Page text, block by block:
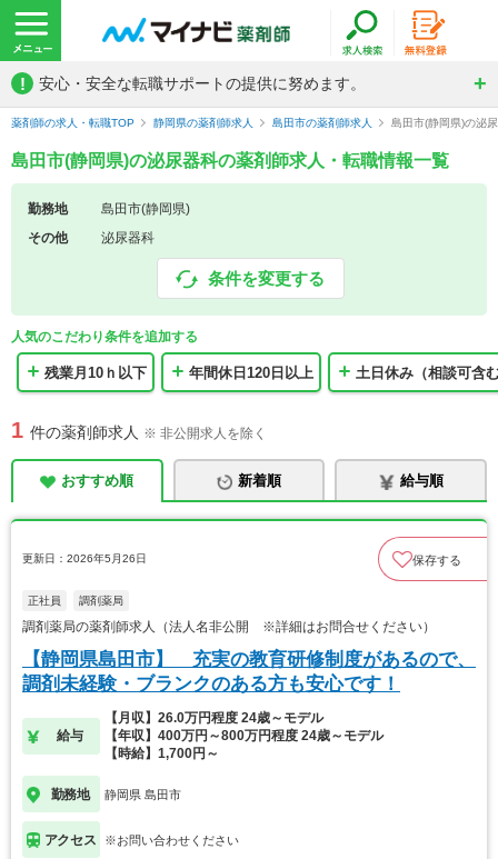
! 安心・安全な転職サポートの提供に努めます。
薬剤師の求人・転職TOP 静岡県の薬剤師求人 島田市の薬剤師求人 島田市(静岡県)の泌
島田市(静岡県)の泌尿器科の薬剤師求人・転職情報一覧
勤務地
島田市(静岡県)
その他
泌尿器科
条件を変更する
人気のこだわり条件を追加する
残業月10ｈ以下 年間休日120日以上 土日休み（相談可含
1 件の薬剤師求人 ※ 非公開求人を除く
おすすめ順 新着順 給与順
更新日：2026年5月26日 保存する
正社員 調剤薬局
調剤薬局の薬剤師求人（法人名非公開 ※詳細はお問合せください）
【静岡県島田市】 充実の教育研修制度があるので、
調剤未経験・ブランクのある方も安心です！
給与
【月収】26.0万円程度 24歳～モデル
【年収】400万円～800万円程度 24歳～モデル
【時給】1,700円～
勤務地 静岡県 島田市
アクセス ※お問い合わせください